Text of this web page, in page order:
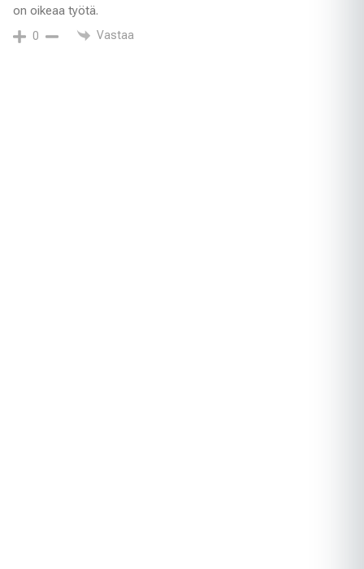
on oikeaa työtä.
0 Vastaa